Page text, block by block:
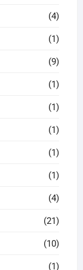
(4)
(1)
(9)
(1)
(1)
(1)
(1)
(1)
(4)
(21)
(10)
(1)